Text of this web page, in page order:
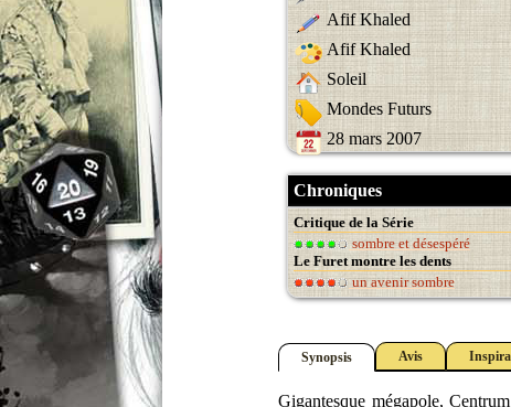
Afif Khaled
Afif Khaled
Soleil
Mondes Futurs
28 mars 2007
Chroniques
Critique de la Série
sombre et désespéré
Le Furet montre les dents
un avenir sombre
Synopsis Avis
Gigantesque mégapole,